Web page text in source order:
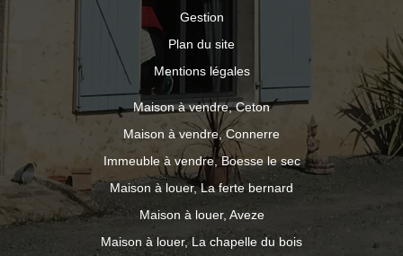
Gestion
Plan du site
Mentions légales
Maison à vendre, Ceton
Maison à vendre, Connerre
Immeuble à vendre, Boesse le sec
Maison à louer, La ferte bernard
Maison à louer, Aveze
Maison à louer, La chapelle du bois